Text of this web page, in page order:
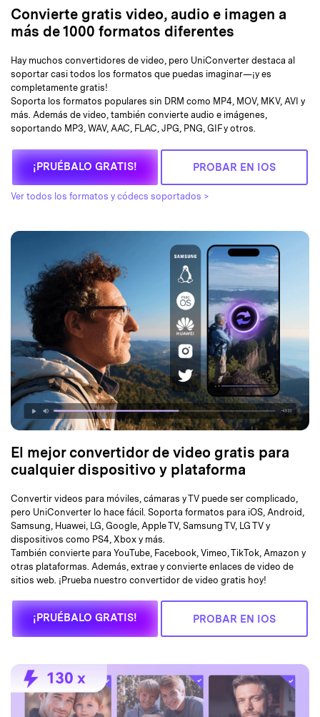
Convierte gratis video, audio e imagen a
más de 1000 formatos diferentes
Hay muchos convertidores de video, pero UniConverter destaca al
soportar casi todos los formatos que puedas imaginar—¡y es
completamente gratis!
Soporta los formatos populares sin DRM como MP4, MOV, MKV, AVI y
más. Además de video, también convierte audio e imágenes,
soportando MP3, WAV, AAC, FLAC, JPG, PNG, GIF y otros.
¡PRUÉBALO GRATIS! PROBAR EN IOS
Ver todos los formatos y códecs soportados >
El mejor convertidor de video gratis para
cualquier dispositivo y plataforma
Convertir videos para móviles, cámaras y TV puede ser complicado,
pero UniConverter lo hace fácil. Soporta formatos para iOS, Android,
Samsung, Huawei, LG, Google, Apple TV, Samsung TV, LG TV y
dispositivos como PS4, Xbox y más.
También convierte para YouTube, Facebook, Vimeo, TikTok, Amazon y
otras plataformas. Además, extrae y convierte enlaces de video de
sitios web. ¡Prueba nuestro convertidor de video gratis hoy!
¡PRUÉBALO GRATIS! PROBAR EN IOS